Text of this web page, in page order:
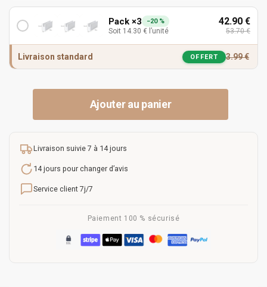
Pack ×3 −20 %
Soit 14.30 € l’unité
42.90 €
53.70€
Livraison standard OFFERT 3.99€
Ajouter au panier
Livraison suivie 7 à 14 jours
14 jours pour changer d’avis
Service client 7j/7
Paiement 100 % sécurisé